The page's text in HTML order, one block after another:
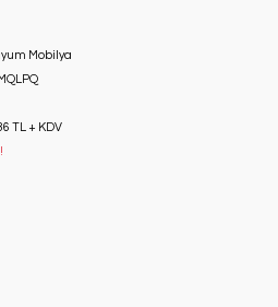
Mobilya
TL + KDV